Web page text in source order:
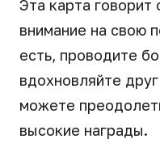
Эта карта говорит
внимание на свою
есть, проводите
вдохновляйте
можете
высокие награды.